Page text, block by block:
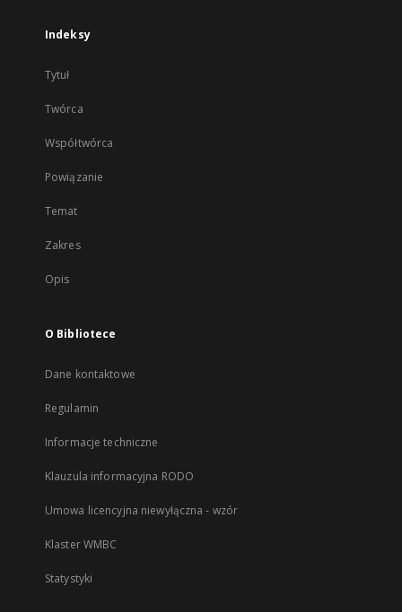
Indeksy
Tytuł
Twórca
Współtwórca
Powiązanie
Temat
Zakres
Opis
O Bibliotece
Dane kontaktowe
Regulamin
Informacje techniczne
Klauzula informacyjna RODO
Umowa licencyjna niewyłączna - wzór
Klaster WMBC
Statystyki